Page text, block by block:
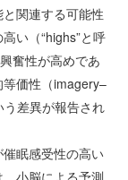
関連する可能性
い（“highs”と呼
奮性が高めであ
価性（imagery–
う差異が報告され
眠感受性の高い